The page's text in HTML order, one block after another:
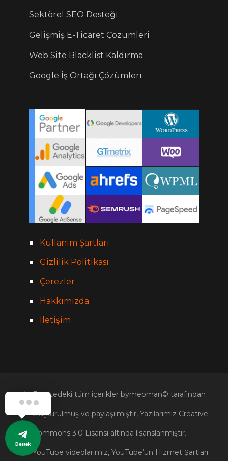
Sektörel SEO Desteği
Gelişmiş E-Ticaret Çözümleri
Web Site Blacklist Kaldırma
Google İş Ortağı Çözümleri
Kullanım Şartları
Gizlilik Politikası
Çerezler
Hakkımızda
İletişim
Bu sitedeki tüm içerikler bymeoman© tarafından
oluşturulmuş ve paylaşılmıştır, Yazılarımız Creative
Commons 3.0 Lisansı altında lisanslanmıştır.
YouTube videolarımız, YouTube’un Hizmet Şartları
Destek